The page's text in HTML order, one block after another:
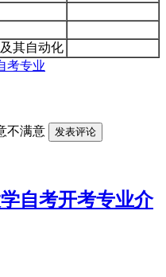
其自动化
考专业
不满意
自考开考专业介